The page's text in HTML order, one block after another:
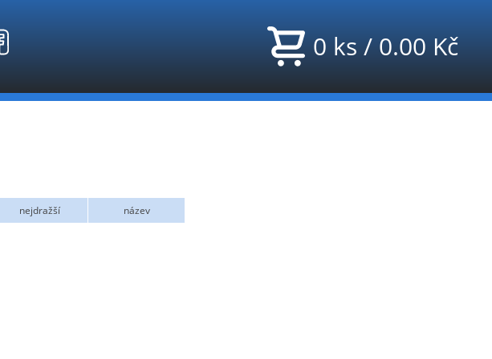
0ks/0.00Kč
nejdražší název